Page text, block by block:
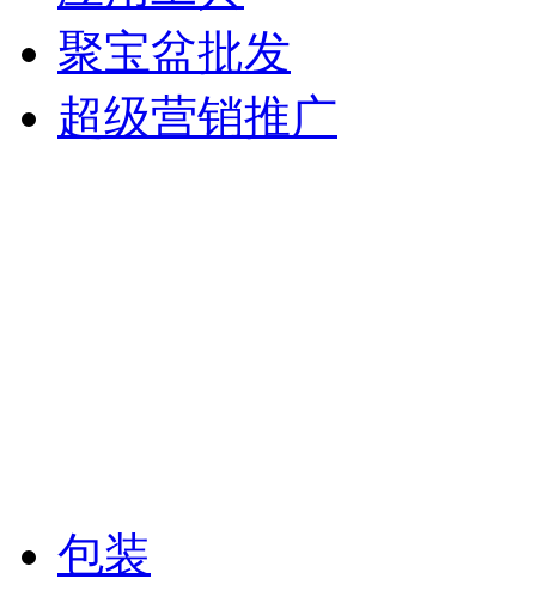
聚宝盆批发
超级营销推广
包装